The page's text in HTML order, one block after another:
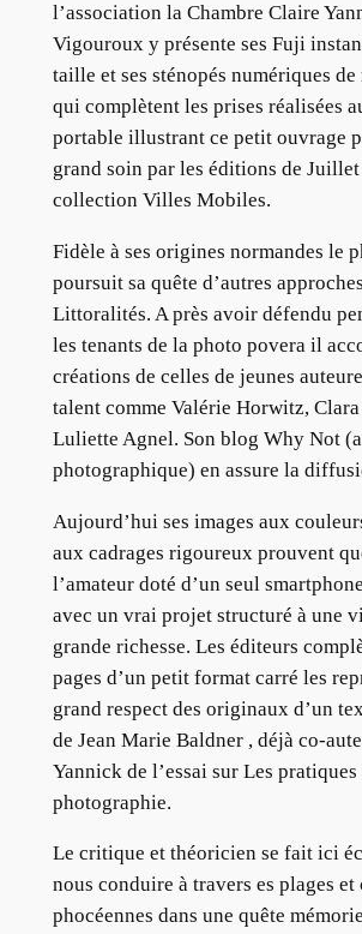
l’association la Chambre Claire
Vigouroux y présente ses Fuji
taille et ses sténopés numériques
qui complètent les prises réalisées
portable illustrant ce petit ouvrage
grand soin par les éditions de
collection Villes Mobiles.
Fidèle à ses origines normandes le
poursuit sa quête d’autres
Littoralités. A près avoir défendu
les tenants de la photo povera il
créations de celles de jeunes
talent comme Valérie Horwitz,
Luliette Agnel. Son blog Why Not
photographique) en assure la
Aujourd’hui ses images aux
aux cadrages rigoureux prouvent
l’amateur doté d’un seul
avec un vrai projet structuré à une
grande richesse. Les éditeurs
pages d’un petit format carré les
grand respect des originaux d’un
de Jean Marie Baldner , déjà co-
Yannick de l’essai sur Les pratiques
photographie.
Le critique et théoricien se fait ici
nous conduire à travers es plages et
phocéennes dans une quête